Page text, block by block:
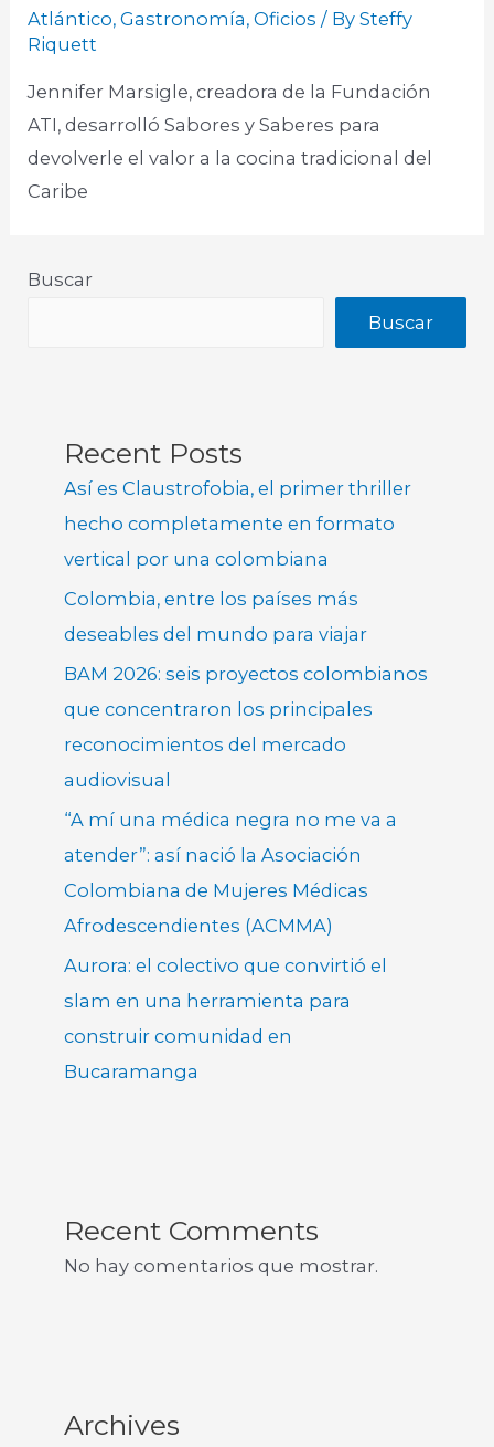
Atlántico,Gastronomía,Oficios / BySteffy
Riquett
Jennifer Marsigle, creadora de la Fundación
ATI, desarrolló Sabores y Saberes para
devolverle el valor a la cocina tradicional del
Caribe​
Buscar
Buscar
Recent Posts
Así es Claustrofobia, el primer thriller
hecho completamente en formato
vertical por una colombiana
Colombia, entre los países más
deseables del mundo para viajar
BAM 2026: seis proyectos colombianos
que concentraron los principales
reconocimientos del mercado
audiovisual
“A mí una médica negra no me va a
atender”: así nació la Asociación
Colombiana de Mujeres Médicas
Afrodescendientes (ACMMA)
Aurora: el colectivo que convirtió el
slam en una herramienta para
construir comunidad en
Bucaramanga
Recent Comments
No hay comentarios que mostrar.
Archives